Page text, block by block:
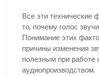
Все эти технические
то, почему голос
Понимание этих
причины изменения
полезным при работе
аудиопроизводством.